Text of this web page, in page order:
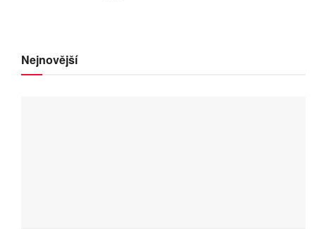
Nejnovější